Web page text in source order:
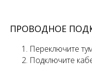
ПРОВОДНОЕ
Переключите
Подключите